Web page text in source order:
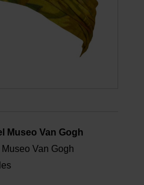
Museo Van Gogh
Museo Van Gogh